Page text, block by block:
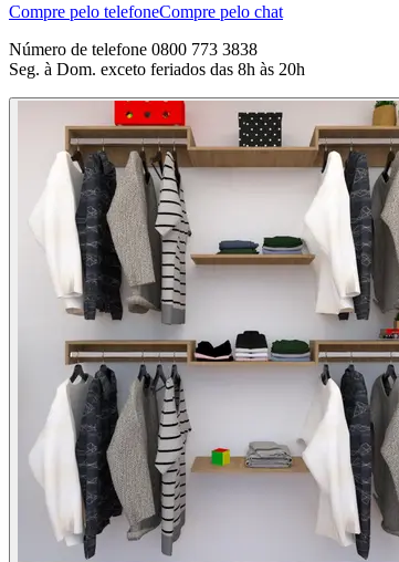
Compre pelo telefoneCompre pelo chat
Número de telefone 0800 773 3838
Seg. à Dom. exceto feriados das 8h às 20h